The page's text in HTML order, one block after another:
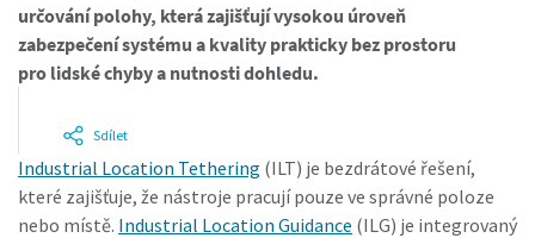
Je čas na kalibraci?
Zabezpečte si kvalitu a snižte počet vad díky kalibraci
nářadí a akreditované kalibraci zajištění kvality.
určování polohy, která zajišťují vysokou úroveň
zabezpečení systému a kvality prakticky bez prostoru
pro lidské chyby a nutnosti dohledu.
Sdílet
Industrial Location Tethering (ILT) je bezdrátové řešení,
které zajišťuje, že nástroje pracují pouze ve správné poloze
nebo místě. Industrial Location Guidance (ILG) je integrovaný